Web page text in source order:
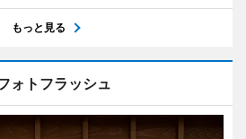
もっと見る
ォトフラッシュ